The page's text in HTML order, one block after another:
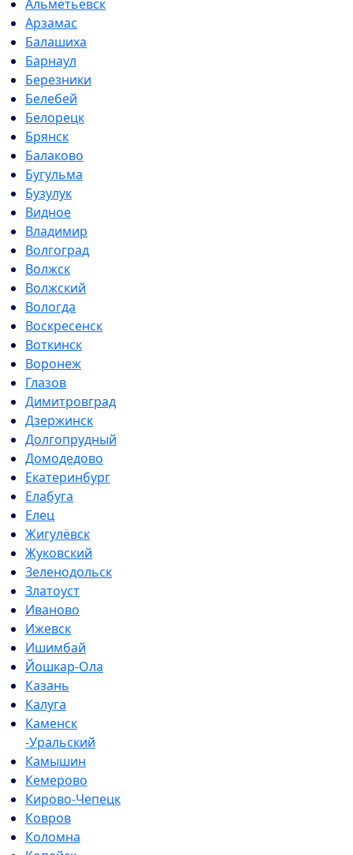
Альметьевск
Арзамас
Балашиха
Барнаул
Березники
Белебей
Белорецк
Брянск
Балаково
Бугульма
Бузулук
Видное
Владимир
Волгоград
Волжск
Волжский
Вологда
Воскресенск
Воткинск
Воронеж
Глазов
Димитровград
Дзержинск
Долгопрудный
Домодедово
Екатеринбург
Елабуга
Елец
Жигулёвск
Жуковский
Зеленодольск
Златоуст
Иваново
Ижевск
Ишимбай
Йошкар-Ола
Казань
Калуга
Каменск
-Уральский
Камышин
Кемерово
Кирово-Чепецк
Ковров
Коломна